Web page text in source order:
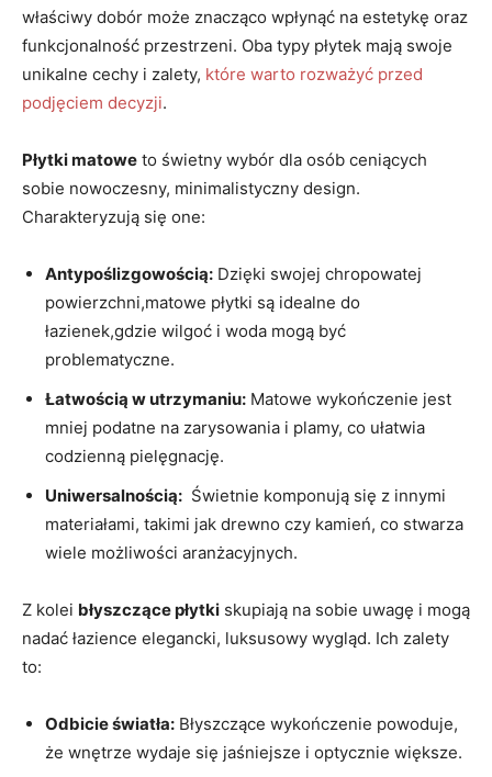
właściwy ⁢dobór może znacząco wpłynąć na estetykę oraz⁢
funkcjonalność przestrzeni. Oba typy płytek mają swoje
unikalne cechy i zalety, które warto rozważyć przed
podjęciem decyzji.
Płytki matowe to świetny ‍wybór dla osób ceniących
sobie​ nowoczesny, minimalistyczny design.⁢
Charakteryzują się​ one:
Antypoślizgowością: Dzięki swojej chropowatej
powierzchni,matowe płytki są idealne do
łazienek,gdzie wilgoć i woda mogą być⁢
problematyczne.
Łatwością w utrzymaniu: Matowe wykończenie jest
mniej podatne na zarysowania i ‍plamy, ⁣co ułatwia
codzienną pielęgnację.
Uniwersalnością: ‍ Świetnie⁤ komponują się z innymi
materiałami, takimi jak drewno czy ⁣kamień, co stwarza
wiele ⁤możliwości aranżacyjnych.
Z kolei błyszczące płytki skupiają na sobie uwagę i mogą
nadać łazience elegancki, luksusowy wygląd.‌ Ich ​zalety
to:
Odbicie światła: Błyszczące wykończenie powoduje,
że wnętrze wydaje się jaśniejsze ‍i optycznie większe.